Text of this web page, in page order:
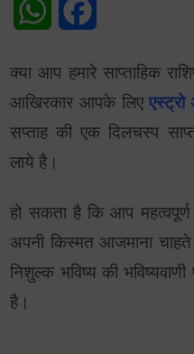
WhatsApp
क्या आप हमारे साप्ताहिक
आखिरकार आपके लिए
सप्ताह की एक दिलचस्प
लाये है।
हो सकता है कि आप महत्वपूर्ण
अपनी किस्मत आजमाना
निशुल्क भविष्य की
है।